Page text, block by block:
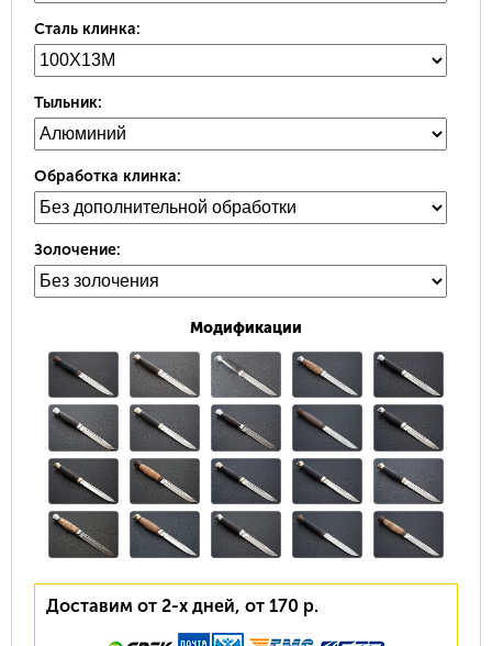
Сталь клинка:
Тыльник:
Обработка клинка:
Золочение:
Модификации
Доставим от 2-х дней, от 170 р.